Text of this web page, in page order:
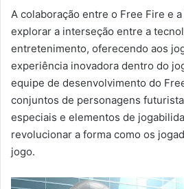
A colaboração entre o Free Fire e
explorar a interseção entre a
entretenimento, oferecendo aos
experiência inovadora dentro do
equipe de desenvolvimento do
conjuntos de personagens
especiais e elementos de
revolucionar a forma como os
jogo.